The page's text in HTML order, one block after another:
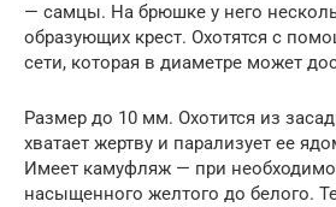
— самцы. На брюшке у него
образующих крест. Охотятся с
сети, которая в диаметре может
Размер до 10 мм. Охотится из
хватает жертву и парализует ее
Имеет камуфляж — при
насыщенного желтого до белого.